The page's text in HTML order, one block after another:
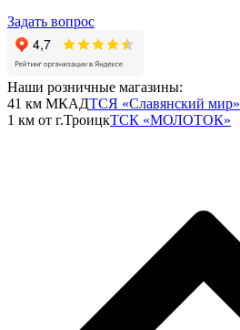
Задать вопрос
Наши розничные магазины:
41 км МКАДТСЯ «Славянский мир»
1 км от г.ТроицкТСК «МОЛОТОК»